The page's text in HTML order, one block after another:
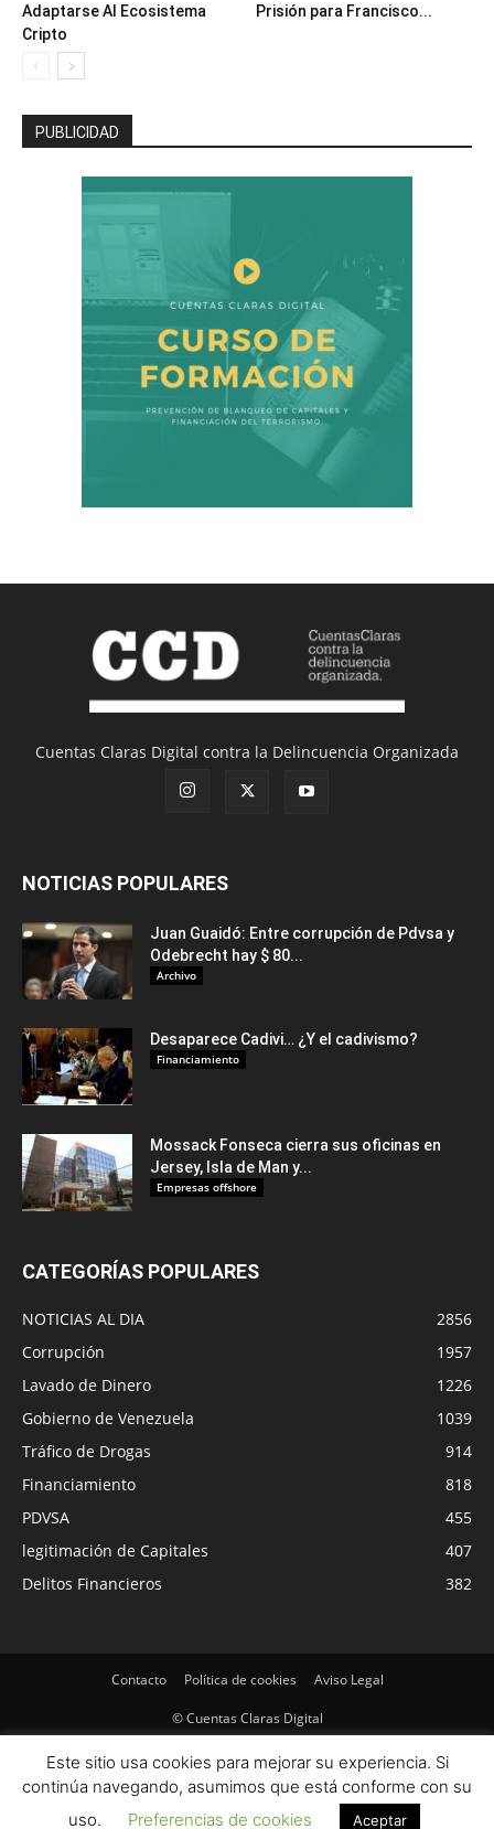
Adaptarse Al Ecosistema
Cripto
Prisión para Francisco...
PUBLICIDAD
Cuentas Claras Digital contra la Delincuencia Organizada
NOTICIAS POPULARES
Juan Guaidó: Entre corrupción de Pdvsa y
Odebrecht hay $ 80...
Archivo
Desaparece Cadivi… ¿Y el cadivismo?
Financiamiento
Mossack Fonseca cierra sus oficinas en
Jersey, Isla de Man y...
Empresas offshore
CATEGORÍAS POPULARES
NOTICIAS AL DIA
2856
Corrupción
1957
Lavado de Dinero
1226
Gobierno de Venezuela
1039
Tráfico de Drogas
914
Financiamiento
818
PDVSA
455
legitimación de Capitales
407
Delitos Financieros
382
Contacto Política de cookies Aviso Legal
© Cuentas Claras Digital
Este sitio usa cookies para mejorar su experiencia. Si
continúa navegando, asumimos que está conforme con su
uso.
Preferencias de cookies Aceptar